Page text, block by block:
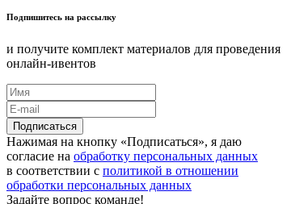
Подпишитесь на рассылку
и получите комплект материалов для проведения
онлайн-ивентов
Нажимая на кнопку «Подписаться», я даю
согласие на обработку персональных данных
в соответствии с политикой в отношении
обработки персональных данных
Задайте вопрос команде!